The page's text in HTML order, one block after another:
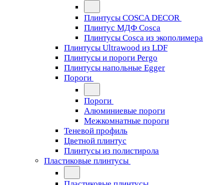
Плинтусы COSCA DECOR
Плинтус МДФ Cosca
Плинтусы Cosca из экополимера
Плинтусы Ultrawood из LDF
Плинтусы и пороги Pergo
Плинтусы напольные Egger
Пороги
Пороги
Алюминиевые пороги
Межкомнатные пороги
Теневой профиль
Цветной плинтус
Плинтусы из полистирола
Пластиковые плинтусы